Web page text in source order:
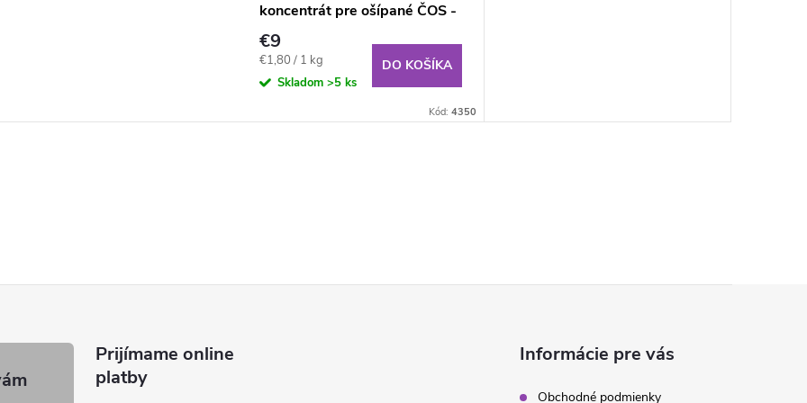
koncentrát pre ošípané ČOS -
5kg
€9
Jednotková
cena:
€1,80 / 1 kg
Skladom >5 ks
DO KOŠÍKA
Kód: 4350
Prijímame online
platby
Informácie pre vás
Obchodné podmienky